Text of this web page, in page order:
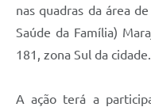
nas quadras da área
Saúde da Família)
181, zona Sul da cidade.
A ação terá a